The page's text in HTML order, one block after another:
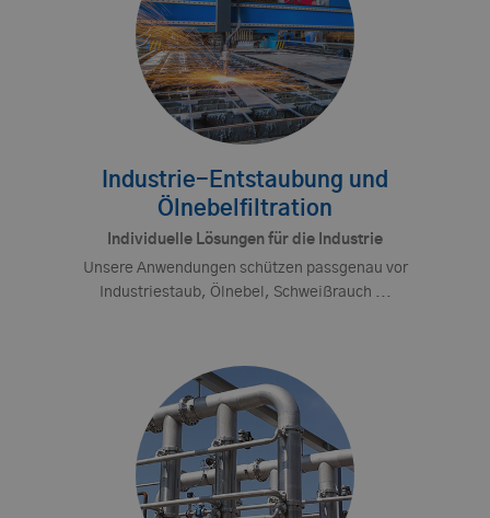
Industrie-Entstaubung und
Ölnebelfiltration
Individuelle Lösungen für die Industrie
Unsere Anwendungen schützen passgenau vor
Industriestaub, Ölnebel, Schweißrauch ...